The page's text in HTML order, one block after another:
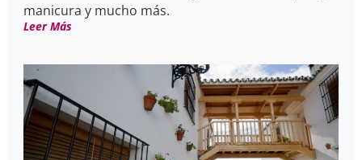
manicura y mucho más.
Leer Más